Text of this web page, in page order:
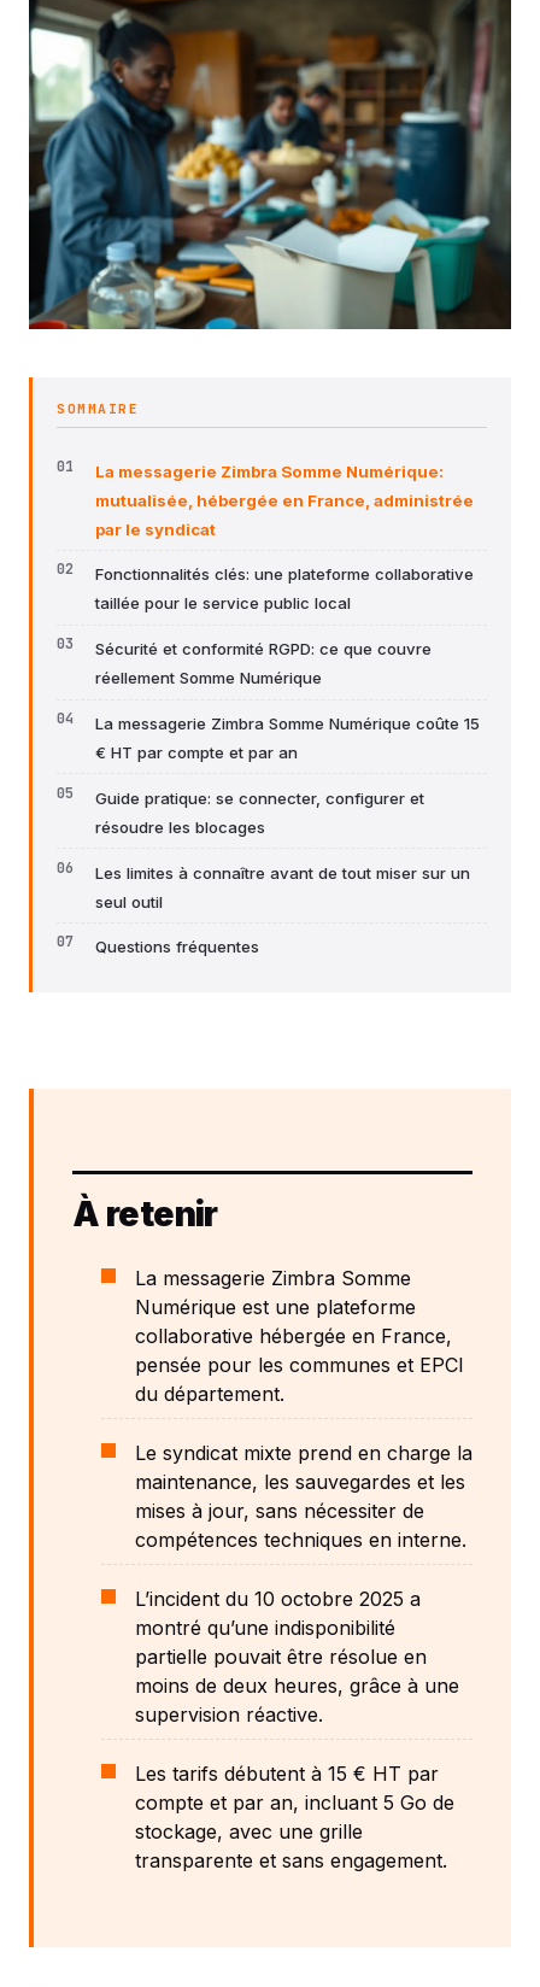
SOMMAIRE
La messagerie Zimbra Somme Numérique:
mutualisée, hébergée en France, administrée
par le syndicat
Fonctionnalités clés: une plateforme collaborative
taillée pour le service public local
Sécurité et conformité RGPD: ce que couvre
réellement Somme Numérique
La messagerie Zimbra Somme Numérique coûte 15
€ HT par compte et par an
Guide pratique: se connecter, configurer et
résoudre les blocages
Les limites à connaître avant de tout miser sur un
seul outil
Questions fréquentes
À retenir
La messagerie Zimbra Somme
Numérique est une plateforme
collaborative hébergée en France,
pensée pour les communes et EPCI
du département.
Le syndicat mixte prend en charge la
maintenance, les sauvegardes et les
mises à jour, sans nécessiter de
compétences techniques en interne.
L’incident du 10 octobre 2025 a
montré qu’une indisponibilité
partielle pouvait être résolue en
moins de deux heures, grâce à une
supervision réactive.
Les tarifs débutent à 15 € HT par
compte et par an, incluant 5 Go de
stockage, avec une grille
transparente et sans engagement.